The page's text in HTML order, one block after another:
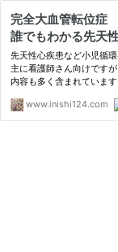
完全大血管転位症
誰でもわかる先天
先天性心疾患など小児循
主に看護師さん向けです
内容も多く含まれていま
www.inishi124.com